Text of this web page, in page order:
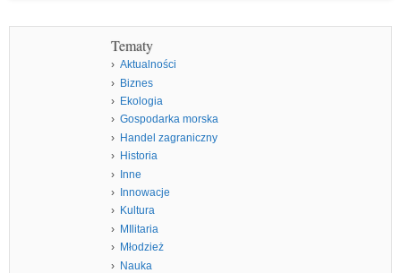
Tematy
Aktualności
Biznes
Ekologia
Gospodarka morska
Handel zagraniczny
Historia
Inne
Innowacje
Kultura
MIlitaria
Młodzież
Nauka